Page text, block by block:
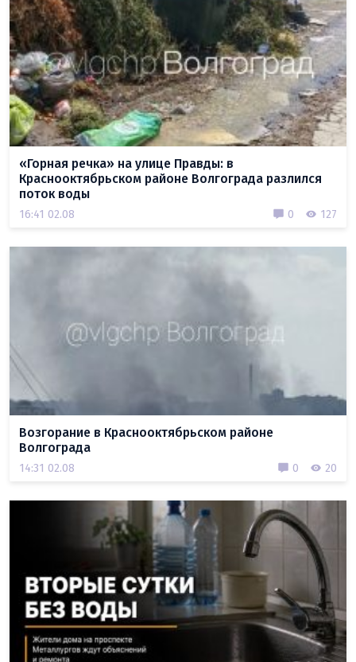
«Горная речка» на улице Правды: в
Краснооктябрьском районе Волгограда разлился
поток воды
16:41 02.08 0 127
Возгорание в Краснооктябрьском районе
Волгограда
14:31 02.08 0 20